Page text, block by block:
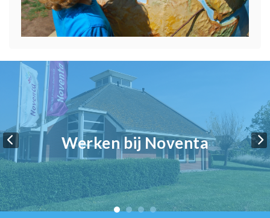
Werken bij Noventa